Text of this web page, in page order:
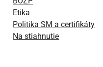
Etika
Politika SM a certifikáty
Na stiahnutie